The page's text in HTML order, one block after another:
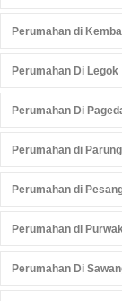
Perumahan di
Perumahan Di Legok
Perumahan Di
Perumahan di Parung
Perumahan di
Perumahan di
Perumahan Di